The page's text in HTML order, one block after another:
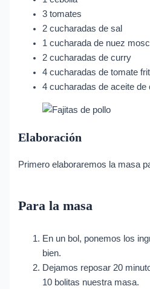
3 tomates
2 cucharadas de sal
1 cucharada de nuez
2 cucharadas de curry
4 cucharadas de tomate
4 cucharadas de aceite de
Elaboración
Primero elaboraremos la masa
Para la masa
En un bol, ponemos los
bien.
Dejamos reposar 20
10 bolitas nuestra masa.